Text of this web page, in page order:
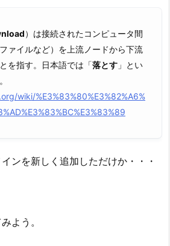
）は接続されたコンピュータ間
ァイルなど）を上流ノードから下流
を指す。日本語では「落とす 」とい
wiki/%E3%83%80%E3%82%A6%
ンを新しく追加しただけか・・・
よう。